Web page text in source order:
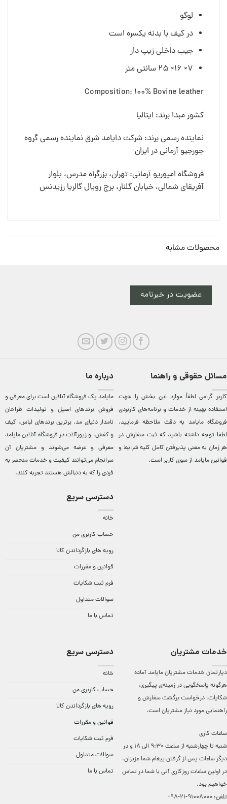
لوگو
در کیف با بدنه یکسره است
جیب داخلی زیپ دار
۷× ۱۶× ۲۵ سانتی متر
Composition: 100% Bovine leather
کشور مبدا برند: ایتالیا
نماینده رسمی برند: شرکت دایامد شرق نماینده رسمی گروه
جورجیو آرمانی در ایران
فروشگاه امپوریو آرمانی: تهران، بزرگراه مدرس، بلوار
آفریقای شمالی، خیابان گلنار، برج رویال گالریا رزیدنس
محصولات مشابه
عضویت در خبرنامه
مسائل حقوقی و راهنما
کاربر گرامی لطفاً موارد این بخش را جهت
استفاده بهینه از خدمات و برنامه‌‏های کاربردی
فروشگاه مایامد به دقت ملاحظه فرمایید.
لطفا توجه داشته باشید که ثبت سفارش در
هر زمان به معنی پذیرفتن کامل کلیهشرایط و
قوانین مایامداز سوی کاربر است.
درباره ما
مایامد يک فروشگاه آنلاين است برای معرفی و
فروش برندهای اصيل و توليدات طراحان
نامدار دنيای مد. برترين‌ برندهای لباس، کيف
و کفش، و زيورآلات در فروشگاه آنلاين مایامد
معرفی و عرضه می‌شوند و مشتريان آن
سرانجام می‌توانند کيفيت و خدمات منحصر به
فردی را که به دنبالش هستند تجربه کنند.
دسترسی سریع
خانه
حساب کاربری من
رویه های بازگرداندن کالا
قوانین و مقررات
فرم ثبت شکایات
سوالات متداول
تماس با ما
خدمات مشتریان
دپارتمان خدمات مشتریان مایامد آماده
هرگونه پاسخگویی در زمینه‌ی پیگیری،
شکایات، درخواست برگشت سفارش و
راهنمایی مورد نیاز مشتریان است.
ساعات کاری
شنبه تا چهارشنبه از ساعت 9:30 الی 18 و در
دیگر ساعات ‌پس از گرفتن پیغام شما عزیزان،
در اولین ساعات روزکاری آتی با شما در تماس
خواهیم بود.
تلفن: 91008000-21-98+
دسترسی سریع
خانه
حساب کاربری من
رویه های بازگرداندن کالا
قوانین و مقررات
فرم ثبت شکایات
سوالات متداول
تماس با ما